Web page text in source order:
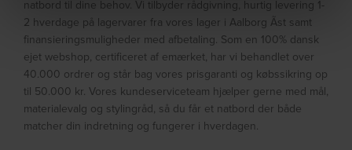
natbord til dine behov. Vi tilbyder rådgivning, hurtig levering 1-
2 hverdage på lagervarer fra vores lager i Aalborg Ãst samt
finansieringsmuligheder med afbetaling. Som en 100% dansk
ejet webshop, certificeret af emærket, har vi behandlet over
40.000 ordrer og står bag vores prisgaranti og købssikring op
til 50.000 kr. Vores kundeserviceteam hjælper gerne med mål,
materialevalg og stylingråd, så du får et natbord der både
matcher din indretning og fungerer i hverdagen.